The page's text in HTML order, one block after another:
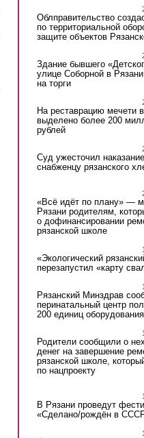
Облправительство
по территориальной
защите объектов
Здание бывшего
улице Соборной в
на торги
На реставрацию мечети
выделено более 200
рублей
Суд ужесточил
снабженцу рязанского
«Всё идёт по плану» —
Рязани родителям,
о дофинансировании
рязанской школе
«Экологический
перезапустил «карту
Рязанский Минздрав
перинатальный центр
200 единиц оборудования
Родители сообщили о
денег на завершение
рязанской школе,
по нацпроекту
В Рязани проведут
«Сделано/рождён в